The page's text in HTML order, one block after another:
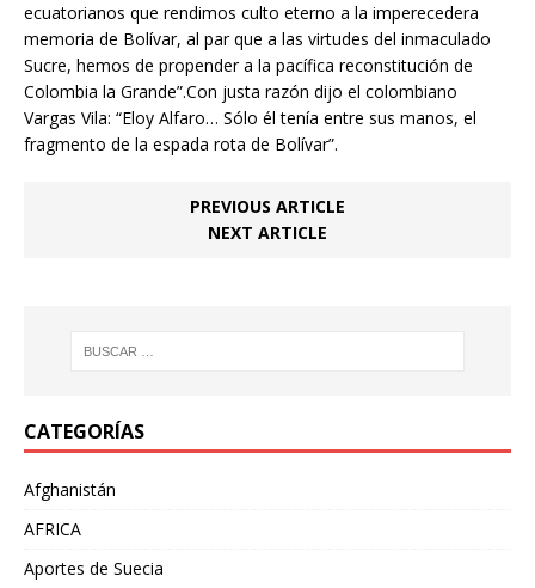
ecuatorianos que rendimos culto eterno a la imperecedera
memoria de Bolívar, al par que a las virtudes del inmaculado
Sucre, hemos de propender a la pacífica reconstitución de
Colombia la Grande”.Con justa razón dijo el colombiano
Vargas Vila: “Eloy Alfaro… Sólo él tenía entre sus manos, el
fragmento de la espada rota de Bolívar”.
PREVIOUS ARTICLE
NEXT ARTICLE
CATEGORÍAS
Afghanistán
AFRICA
Aportes de Suecia